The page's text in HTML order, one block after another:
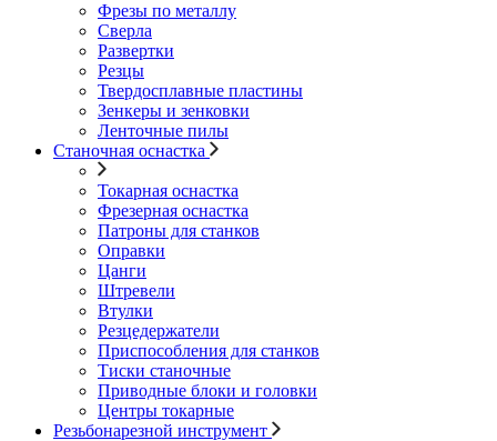
Фрезы по металлу
Сверла
Развертки
Резцы
Твердосплавные пластины
Зенкеры и зенковки
Ленточные пилы
Станочная оснастка
Токарная оснастка
Фрезерная оснастка
Патроны для станков
Оправки
Цанги
Штревели
Втулки
Резцедержатели
Приспособления для станков
Тиски станочные
Приводные блоки и головки
Центры токарные
Резьбонарезной инструмент